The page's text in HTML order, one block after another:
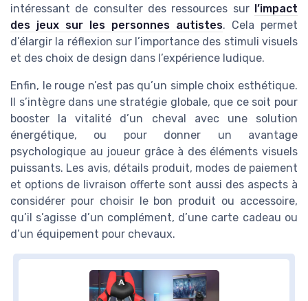
intéressant de consulter des ressources sur l’impact
des jeux sur les personnes autistes. Cela permet
d’élargir la réflexion sur l’importance des stimuli visuels
et des choix de design dans l’expérience ludique.
Enfin, le rouge n’est pas qu’un simple choix esthétique.
Il s’intègre dans une stratégie globale, que ce soit pour
booster la vitalité d’un cheval avec une solution
énergétique, ou pour donner un avantage
psychologique au joueur grâce à des éléments visuels
puissants. Les avis, détails produit, modes de paiement
et options de livraison offerte sont aussi des aspects à
considérer pour choisir le bon produit ou accessoire,
qu’il s’agisse d’un complément, d’une carte cadeau ou
d’un équipement pour chevaux.